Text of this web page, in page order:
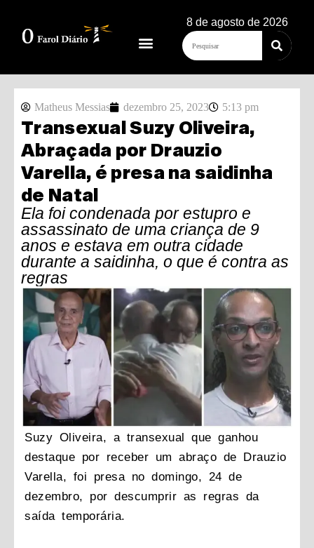
8 de agosto de 2026
Matheus Messias dezembro 25, 2023 5:13 pm
Transexual Suzy Oliveira,
Abraçada por Drauzio
Varella, é presa na saidinha
de Natal
Ela foi condenada por estupro e
assassinato de uma criança de 9
anos e estava em outra cidade
durante a saidinha, o que é contra as
regras
Suzy Oliveira, a transexual que ganhou
destaque por receber um abraço de Drauzio
Varella, foi presa no domingo, 24 de
dezembro, por descumprir as regras da
saída temporária.